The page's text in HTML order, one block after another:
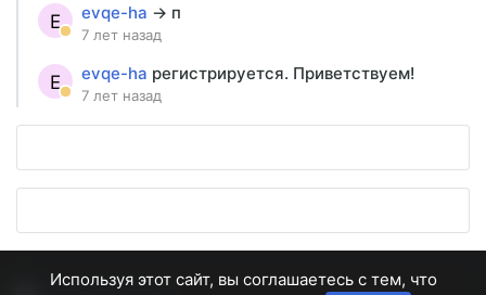
E evqe-ha → п
7 лет назад
E evqe-ha регистрируется. Приветствуем!
7 лет назад
Используя этот сайт, вы соглашаетесь с тем, что